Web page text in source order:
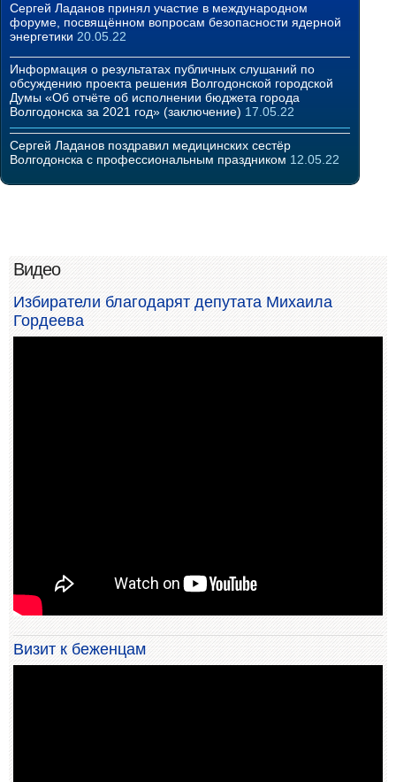
Сергей Ладанов принял участие в международном
форуме, посвящённом вопросам безопасности ядерной
энергетики 20.05.22
Информация о результатах публичных слушаний по
обсуждению проекта решения Волгодонской городской
Думы «Об отчёте об исполнении бюджета города
Волгодонска за 2021 год» (заключение) 17.05.22
Сергей Ладанов поздравил медицинских сестёр
Волгодонска с профессиональным праздником 12.05.22
Видео
Избиратели благодарят депутата Михаила
Гордеева
Визит к беженцам